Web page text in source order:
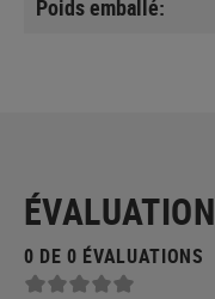
Poids emballé:
0 DE 0 ÉVALUATIONS